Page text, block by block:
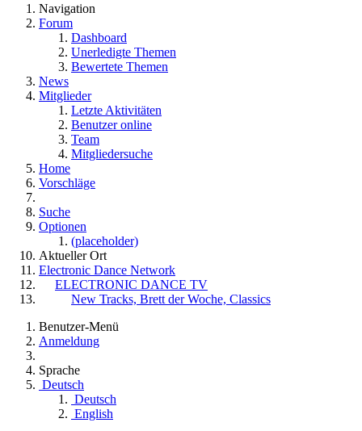
Navigation
Forum
Dashboard
Unerledigte Themen
Bewertete Themen
News
Mitglieder
Letzte Aktivitäten
Benutzer online
Team
Mitgliedersuche
Home
Vorschläge
Suche
Optionen
(placeholder)
Aktueller Ort
Electronic Dance Network
ELECTRONIC DANCE TV
New Tracks, Brett der Woche, Classics
Benutzer-Menü
Anmeldung
Sprache
Deutsch
Deutsch
English